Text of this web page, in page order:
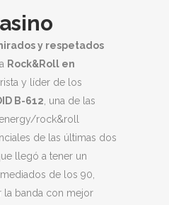
y respetados
Rock&Roll en
y líder de los
B-612, una de las
rock&roll
de las últimas dos
llegó a tener un
de los 90,
la banda con mejor